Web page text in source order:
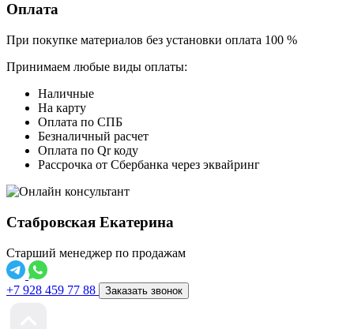
Оплата
При покупке материалов без установки оплата 100 %
Принимаем любые виды оплаты:
Наличные
На карту
Оплата по СПБ
Безналичный расчет
Оплата по Qr коду
Рассрочка от Сбербанка через эквайринг
Стабровская Екатерина
Старший менеджер по продажам
+7 928 459 77 88 Заказать звонок